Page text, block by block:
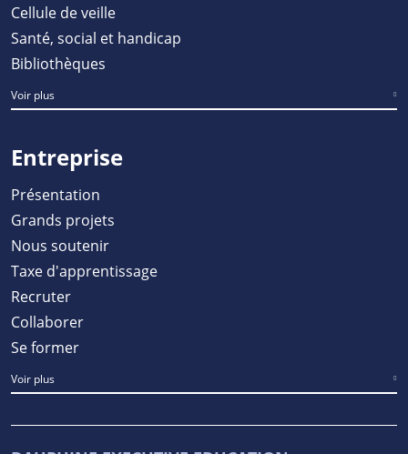
Cellule de veille
Santé, social et handicap
Bibliothèques
Voir plus
Entreprise
Présentation
Grands projets
Nous soutenir
Taxe d'apprentissage
Recruter
Collaborer
Se former
Voir plus